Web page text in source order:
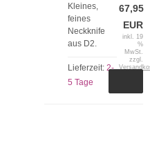
Kleines,
feines
Neckknife
aus D2.
Lieferzeit:2-
5 Tage
67,95
EUR
inkl. 19
%
MwSt.
zzgl.